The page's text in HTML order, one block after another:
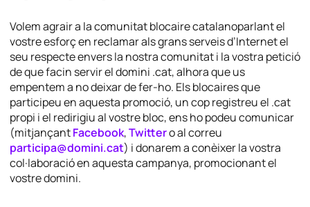
Volem agrair a la comunitat blocaire catalanoparlant el
vostre esforç en reclamar als grans serveis d’Internet el
seu respecte envers la nostra comunitat i la vostra petició
de que facin servir el domini .cat, alhora que us
empentem a no deixar de fer-ho. Els blocaires que
participeu en aquesta promoció, un cop registreu el .cat
propi i el redirigiu al vostre bloc, ens ho podeu comunicar
(mitjançantFacebook,Twittero al correu
participa@domini.cat) i donarem a conèixer la vostra
col·laboració en aquesta campanya, promocionant el
vostre domini.